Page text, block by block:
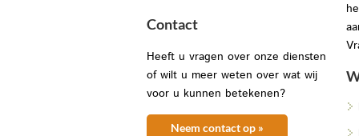
Contact
Heeft u vragen over onze diensten
of wilt u meer weten over wat wij
voor u kunnen betekenen?
Neem contact op »